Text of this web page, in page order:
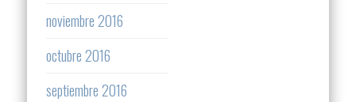
noviembre 2016
octubre 2016
septiembre 2016